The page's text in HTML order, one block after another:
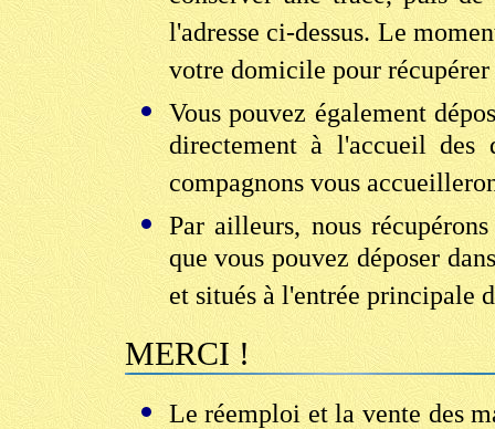
l'adresse ci-dessus. Le
votre domicile pour
Vous pouvez également
directement à l'accueil
compagnons vous
Par ailleurs, nous
que vous pouvez déposer
et situés à l'entrée principale
MERCI !
Le réemploi et la vente des